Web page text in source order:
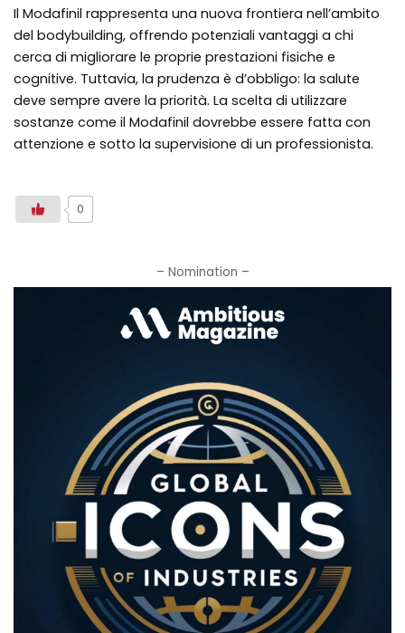
Il Modafinil rappresenta una nuova frontiera nell’ambito
del bodybuilding, offrendo potenziali vantaggi a chi
cerca di migliorare le proprie prestazioni fisiche e
cognitive. Tuttavia, la prudenza è d’obbligo: la salute
deve sempre avere la priorità. La scelta di utilizzare
sostanze come il Modafinil dovrebbe essere fatta con
attenzione e sotto la supervisione di un professionista.
0
– Nomination –